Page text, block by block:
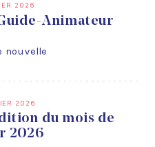
2026
Animateur
nouvelle
2026
du mois de
2026